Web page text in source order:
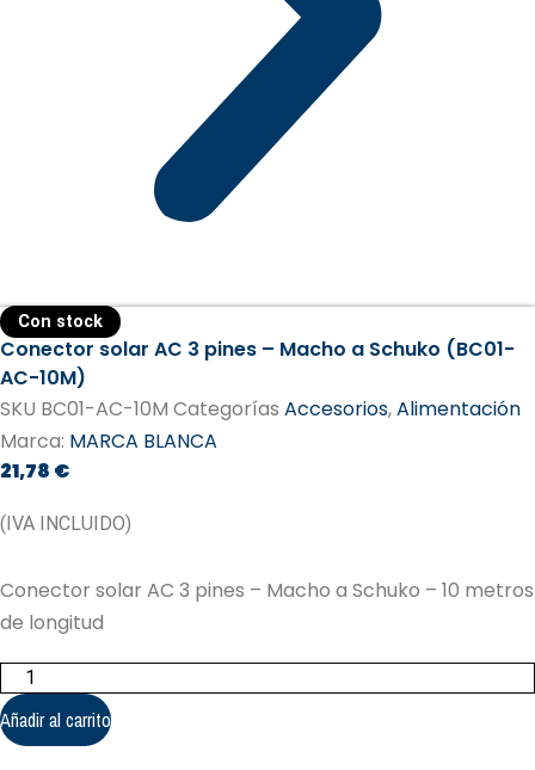
Con stock
Conector solar AC 3 pines – Macho a Schuko (BC01-
AC-10M)
SKU BC01-AC-10M Categorías Accesorios,Alimentación
Marca: MARCA BLANCA
21,78 €
(IVA INCLUIDO)
Conector solar AC 3 pines – Macho a Schuko – 10 metros
de longitud
Conector
solar
AC
3
pines
Añadir al carrito